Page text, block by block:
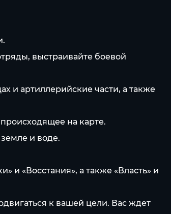
выстраивайте боевой
и артиллерийские части, а также
на карте.
и воде.
«Восстания», а также «Власть» и
к вашей цели. Вас ждет